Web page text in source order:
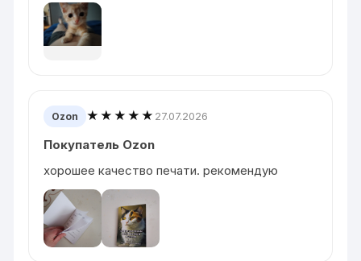
Ozon ★★★★★ 27.07.2026
Покупатель Ozon
хорошее качество печати. рекомендую